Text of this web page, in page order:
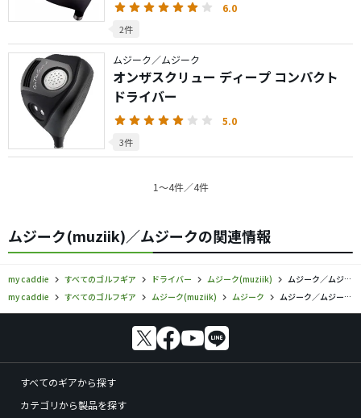
6.0
2件
ムジーク／ムジーク
オンザスクリュー ディープ コンパクト
ドライバー
5.0
3件
1〜4件／4件
ムジーク(muziik)／ムジークの関連情報
my caddie すべてのゴルフギア ドライバー ムジーク(muziik)
ムジーク／ムジーク／ドライバーの口コミ評価
my caddie
すべてのゴルフギア ムジーク(muziik) ムジーク ムジーク／ムジーク／ドライバーの口コミ評価
すべてのギアから探す
カテゴリから製品を探す